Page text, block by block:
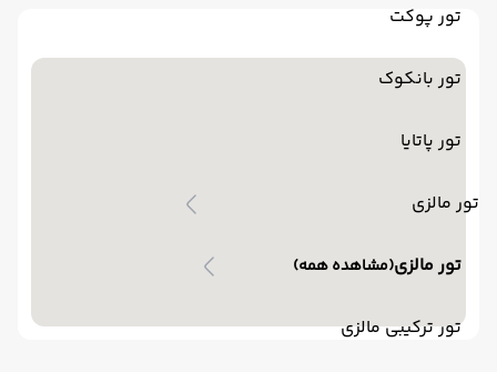
تور پوکت
تور بانکوک
تور پاتایا
تور مالزی
تور مالزی(مشاهده همه)
تور ترکیبی مالزی